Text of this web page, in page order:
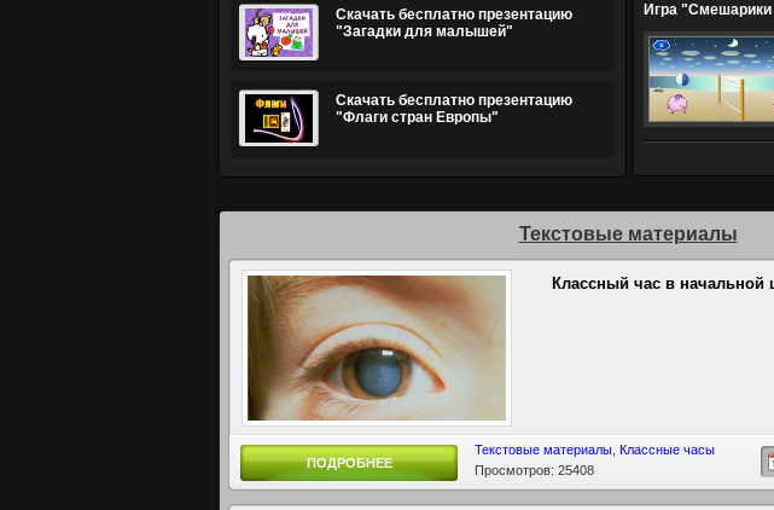
Скачать бесплатно презентацию
"Загадки для малышей"
Скачать бесплатно презентацию
"Флаги стран Европы"
Игра
Текстовые материалы
Классный час в начальной
ПОДРОБНЕЕ
Текстовые материалы Классные часы
Просмотров: 25408